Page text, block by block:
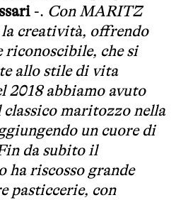
-. Con MARITZ
creatività, offrendo
che si
allo stile di vita
2018 abbiamo avuto
maritozzo nella
un cuore di
da subito il
riscosso grande
pasticcerie, con